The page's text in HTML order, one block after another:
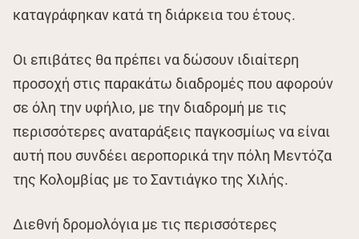
καταγράφηκαν κατά τη διάρκεια του έτους.
Οι επιβάτες θα πρέπει να δώσουν ιδιαίτερη
προσοχή στις παρακάτω διαδρομές που αφορούν
σε όλη την υφήλιο, με την διαδρομή με τις
περισσότερες αναταράξεις παγκοσμίως να είναι
αυτή που συνδέει αεροπορικά την πόλη Μεντόζα
της Κολομβίας με το Σαντιάγκο της Χιλής.
Διεθνή δρομολόγια με τις περισσότερες